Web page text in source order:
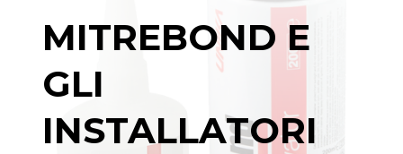
MITREBOND E
GLI
INSTALLATORI